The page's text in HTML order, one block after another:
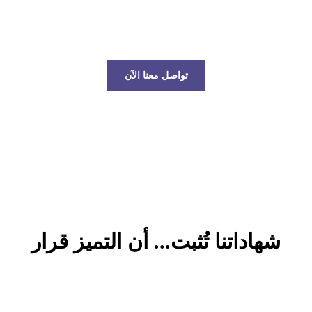
تواصل معنا الآن
شهاداتنا تُثبت... أن التميز قرار